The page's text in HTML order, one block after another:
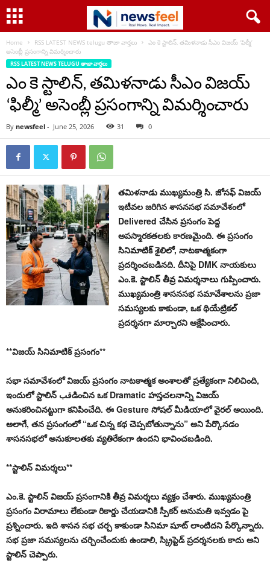
Home RSS LATEST NEWS telugu తాజా వార్తలు
ఎం కె స్టాలిన్, తమిళనాడు సీఎం విజయ్ ‘ఫిల్మీ’
అసెంబ్లీ ప్రసంగాన్ని విమర్శించారు
RSS LATEST NEWS TELUGU తాజా వార్తలు
ఎం కె స్టాలిన్, తమిళనాడు సీఎం విజయ్
‘ఫిల్మీ’ అసెంబ్లీ ప్రసంగాన్ని విమర్శించారు
By newsfeel - June 25, 2026 31 0
తమిళనాడు ముఖ్యమంత్రి సి. జోసఫ్ విజయ్
ఇటీవల జరిగిన శాసనసభ సమావేశంలో
Delivered చేసిన ప్రసంగం పెద్ద
అపస్మారకతలకు కారణమైంది. ఈ ప్రసంగం
సినిమాటిక్ శైలిలో, నాటకాత్మకంగా
ప్రదర్శించబడినది. దీనిపై DMK నాయకులు
ఎం.కె. స్టాలిన్ తీవ్ర విమర్శనాలు గుప్పించారు.
ముఖ్యమంత్రి శాసనసభ సమావేశాలను ప్రజా
సమస్యలకు కాకుండా, ఒక థియేట్రికల్
ప్రదర్శనగా మార్చారని ఆక్షేపించారు.
**విజయ్ సినిమాటిక్ ప్రసంగం**
సభా సమావేశంలో విజయ్ ప్రసంగం నాటకాత్మక అంశాలతో ప్రత్యేకంగా నిలిచింది,
ఇందులో స్టాలిన్ قبడించిన ఒక Dramatic హస్తచలనాన్ని విజయ్
అనుకరించినట్టుగా కనిపించేది. ఈ Gesture సోషల్ మీడియాలో వైరల్ అయింది.
అలాగే, తన ప్రసంగంలో “ఒక చిన్న కథ చెప్పబోతున్నాను” అని పేర్కొనడం
శాసనసభలో అనుకూలతకు వ్యతిరేకంగా ఉందని భావించబడింది.
**స్టాలిన్ విమర్శలు**
ఎం.కె. స్టాలిన్ విజయ్ ప్రసంగానికి తీవ్ర విమర్శలు వ్యక్తం చేశారు. ముఖ్యమంత్రి
ప్రసంగం విరామాలు లేకుండా రికార్డు చేయడానికి స్పీకర్ అనుమతి ఇవ్వడం పై
ప్రశ్నించారు. ఇది శాసన సభ చర్చ కాకుండా సినిమా షూట్ లాంటిదని పేర్కొన్నారు.
సభ ప్రజా సమస్యలను చర్చించేందుకు ఉండాలి, స్క్రిప్టెడ్ ప్రదర్శనలకు కాదు అని
స్టాలిన్ చెప్పారు.